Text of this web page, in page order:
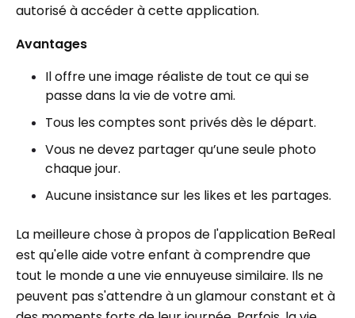
autorisé à accéder à cette application.
Avantages
Il offre une image réaliste de tout ce qui se
passe dans la vie de votre ami.
Tous les comptes sont privés dès le départ.
Vous ne devez partager qu’une seule photo
chaque jour.
Aucune insistance sur les likes et les partages.
La meilleure chose à propos de l'application BeReal
est qu'elle aide votre enfant à comprendre que
tout le monde a une vie ennuyeuse similaire. Ils ne
peuvent pas s'attendre à un glamour constant et à